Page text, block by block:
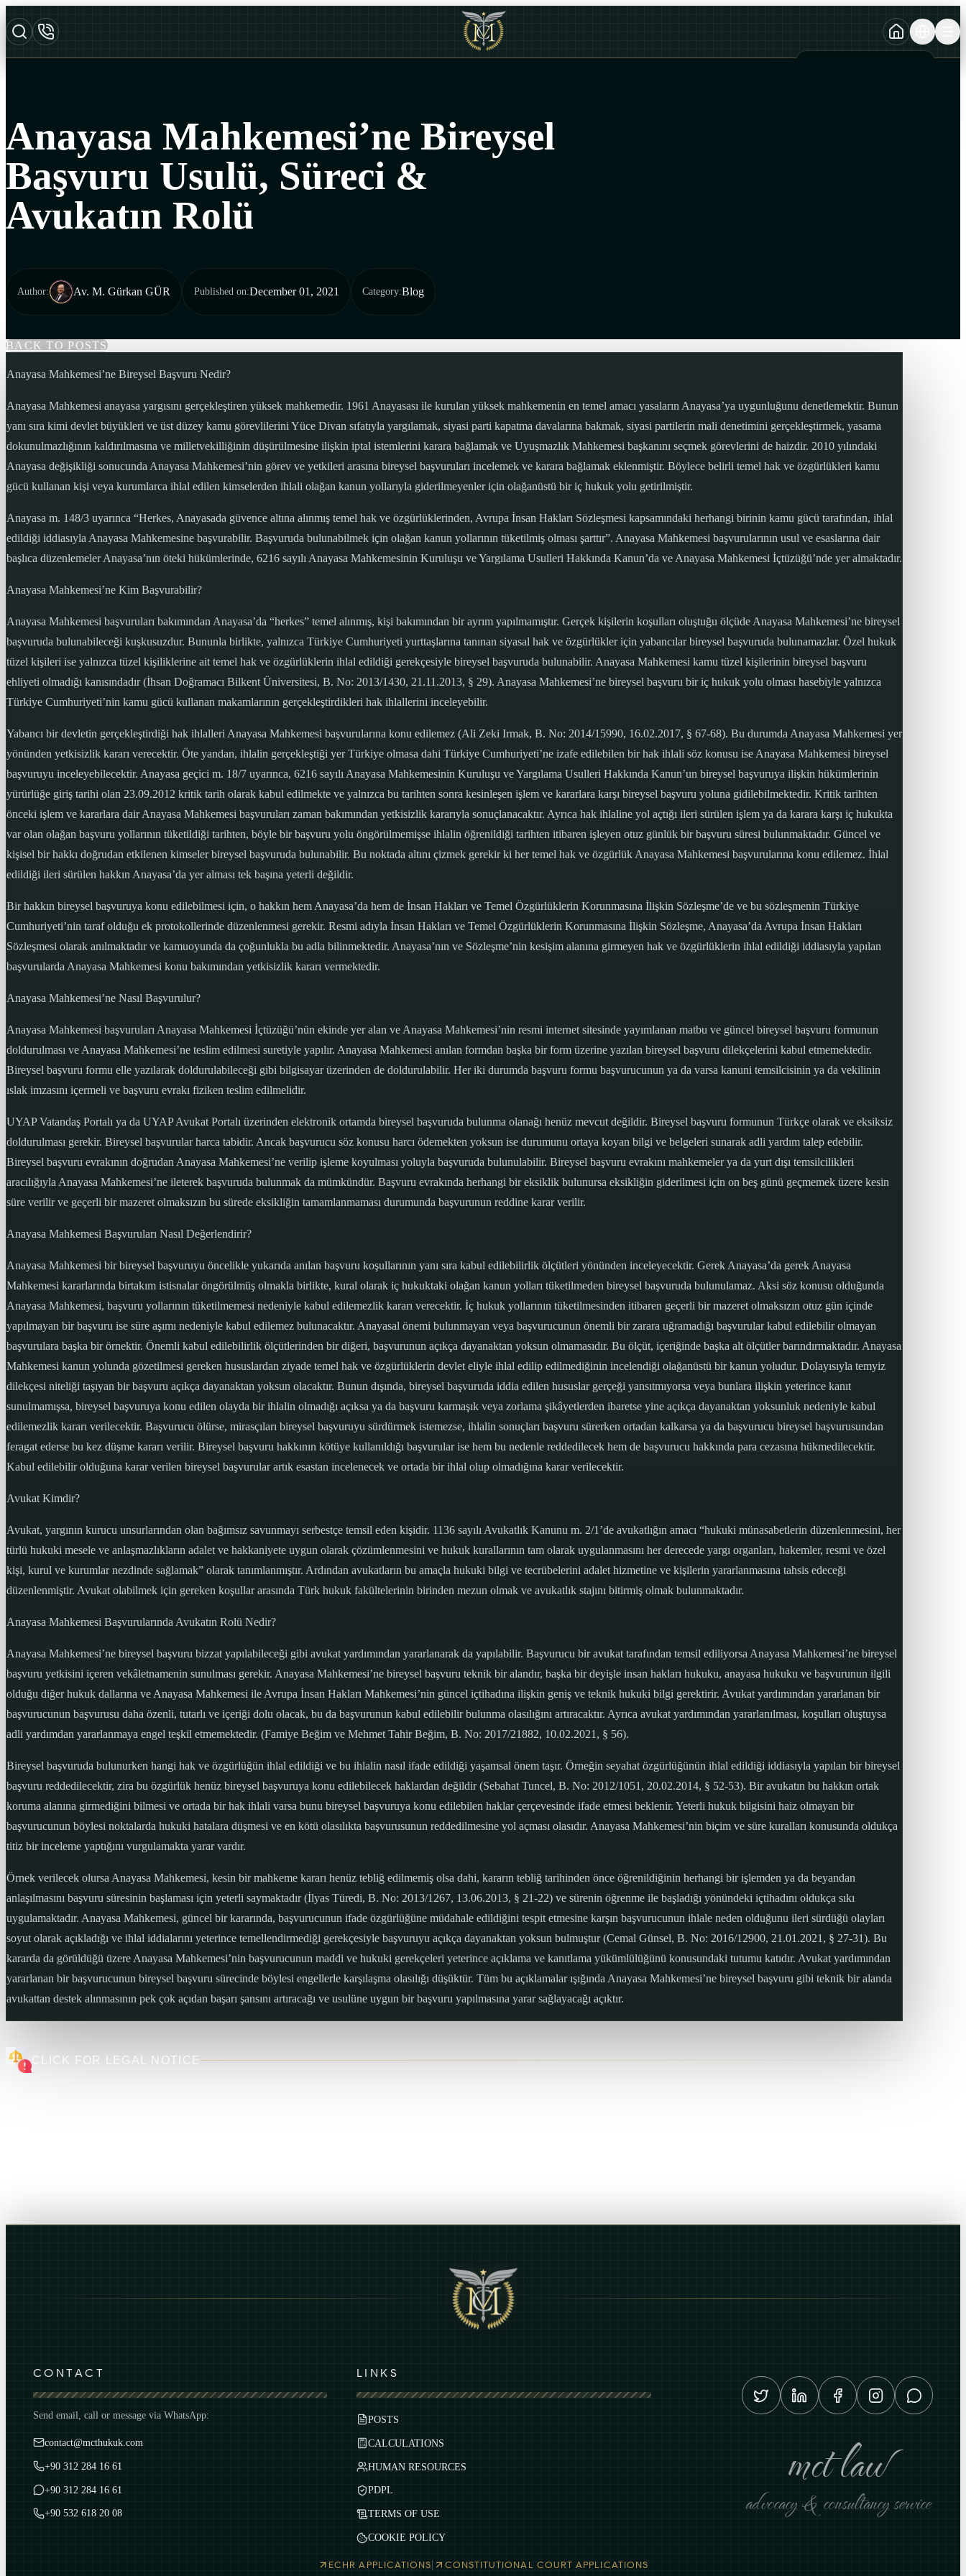
Anayasa Mahkemesi’ne Bireysel
Başvuru Usulü, Süreci &
Avukatın Rolü
Author: Av. M. Gürkan GÜR Published on:December 01, 2021 Category:Blog
BACK TO POSTS
Anayasa Mahkemesi’ne Bireysel Başvuru Nedir?
Anayasa Mahkemesi anayasa yargısını gerçekleştiren yüksek mahkemedir. 1961 Anayasası ile kurulan yüksek mahkemenin en temel amacı yasaların Anayasa’ya uygunluğunu denetlemektir. Bunun
yanı sıra kimi devlet büyükleri ve üst düzey kamu görevlilerini Yüce Divan sıfatıyla yargılamak, siyasi parti kapatma davalarına bakmak, siyasi partilerin mali denetimini gerçekleştirmek, yasama
dokunulmazlığının kaldırılmasına ve milletvekilliğinin düşürülmesine ilişkin iptal istemlerini karara bağlamak ve Uyuşmazlık Mahkemesi başkanını seçmek görevlerini de haizdir. 2010 yılındaki
Anayasa değişikliği sonucunda Anayasa Mahkemesi’nin görev ve yetkileri arasına bireysel başvuruları incelemek ve karara bağlamak eklenmiştir. Böylece belirli temel hak ve özgürlükleri kamu
gücü kullanan kişi veya kurumlarca ihlal edilen kimselerden ihlali olağan kanun yollarıyla giderilmeyenler için olağanüstü bir iç hukuk yolu getirilmiştir.
Anayasa m. 148/3 uyarınca “Herkes, Anayasada güvence altına alınmış temel hak ve özgürlüklerinden, Avrupa İnsan Hakları Sözleşmesi kapsamındaki herhangi birinin kamu gücü tarafından, ihlal
edildiği iddiasıyla Anayasa Mahkemesine başvurabilir. Başvuruda bulunabilmek için olağan kanun yollarının tüketilmiş olması şarttır”. Anayasa Mahkemesi başvurularının usul ve esaslarına dair
başlıca düzenlemeler Anayasa’nın öteki hükümlerinde, 6216 sayılı Anayasa Mahkemesinin Kuruluşu ve Yargılama Usulleri Hakkında Kanun’da ve Anayasa Mahkemesi İçtüzüğü’nde yer almaktadır.
Anayasa Mahkemesi’ne Kim Başvurabilir?
Anayasa Mahkemesi başvuruları bakımından Anayasa’da “herkes” temel alınmış, kişi bakımından bir ayrım yapılmamıştır. Gerçek kişilerin koşulları oluştuğu ölçüde Anayasa Mahkemesi’ne bireysel
başvuruda bulunabileceği kuşkusuzdur. Bununla birlikte, yalnızca Türkiye Cumhuriyeti yurttaşlarına tanınan siyasal hak ve özgürlükler için yabancılar bireysel başvuruda bulunamazlar. Özel hukuk
tüzel kişileri ise yalnızca tüzel kişiliklerine ait temel hak ve özgürlüklerin ihlal edildiği gerekçesiyle bireysel başvuruda bulunabilir. Anayasa Mahkemesi kamu tüzel kişilerinin bireysel başvuru
ehliyeti olmadığı kanısındadır (İhsan Doğramacı Bilkent Üniversitesi, B. No: 2013/1430, 21.11.2013, § 29). Anayasa Mahkemesi’ne bireysel başvuru bir iç hukuk yolu olması hasebiyle yalnızca
Türkiye Cumhuriyeti’nin kamu gücü kullanan makamlarının gerçekleştirdikleri hak ihlallerini inceleyebilir.
Yabancı bir devletin gerçekleştirdiği hak ihlalleri Anayasa Mahkemesi başvurularına konu edilemez (Ali Zeki Irmak, B. No: 2014/15990, 16.02.2017, § 67-68). Bu durumda Anayasa Mahkemesi yer
yönünden yetkisizlik kararı verecektir. Öte yandan, ihlalin gerçekleştiği yer Türkiye olmasa dahi Türkiye Cumhuriyeti’ne izafe edilebilen bir hak ihlali söz konusu ise Anayasa Mahkemesi bireysel
başvuruyu inceleyebilecektir. Anayasa geçici m. 18/7 uyarınca, 6216 sayılı Anayasa Mahkemesinin Kuruluşu ve Yargılama Usulleri Hakkında Kanun’un bireysel başvuruya ilişkin hükümlerinin
yürürlüğe giriş tarihi olan 23.09.2012 kritik tarih olarak kabul edilmekte ve yalnızca bu tarihten sonra kesinleşen işlem ve kararlara karşı bireysel başvuru yoluna gidilebilmektedir. Kritik tarihten
önceki işlem ve kararlara dair Anayasa Mahkemesi başvuruları zaman bakımından yetkisizlik kararıyla sonuçlanacaktır. Ayrıca hak ihlaline yol açtığı ileri sürülen işlem ya da karara karşı iç hukukta
var olan olağan başvuru yollarının tüketildiği tarihten, böyle bir başvuru yolu öngörülmemişse ihlalin öğrenildiği tarihten itibaren işleyen otuz günlük bir başvuru süresi bulunmaktadır. Güncel ve
kişisel bir hakkı doğrudan etkilenen kimseler bireysel başvuruda bulunabilir. Bu noktada altını çizmek gerekir ki her temel hak ve özgürlük Anayasa Mahkemesi başvurularına konu edilemez. İhlal
edildiği ileri sürülen hakkın Anayasa’da yer alması tek başına yeterli değildir.
Bir hakkın bireysel başvuruya konu edilebilmesi için, o hakkın hem Anayasa’da hem de İnsan Hakları ve Temel Özgürlüklerin Korunmasına İlişkin Sözleşme’de ve bu sözleşmenin Türkiye
Cumhuriyeti’nin taraf olduğu ek protokollerinde düzenlenmesi gerekir. Resmi adıyla İnsan Hakları ve Temel Özgürlüklerin Korunmasına İlişkin Sözleşme, Anayasa’da Avrupa İnsan Hakları
Sözleşmesi olarak anılmaktadır ve kamuoyunda da çoğunlukla bu adla bilinmektedir. Anayasa’nın ve Sözleşme’nin kesişim alanına girmeyen hak ve özgürlüklerin ihlal edildiği iddiasıyla yapılan
başvurularda Anayasa Mahkemesi konu bakımından yetkisizlik kararı vermektedir.
Anayasa Mahkemesi’ne Nasıl Başvurulur?
Anayasa Mahkemesi başvuruları Anayasa Mahkemesi İçtüzüğü’nün ekinde yer alan ve Anayasa Mahkemesi’nin resmi internet sitesinde yayımlanan matbu ve güncel bireysel başvuru formunun
doldurulması ve Anayasa Mahkemesi’ne teslim edilmesi suretiyle yapılır. Anayasa Mahkemesi anılan formdan başka bir form üzerine yazılan bireysel başvuru dilekçelerini kabul etmemektedir.
Bireysel başvuru formu elle yazılarak doldurulabileceği gibi bilgisayar üzerinden de doldurulabilir. Her iki durumda başvuru formu başvurucunun ya da varsa kanuni temsilcisinin ya da vekilinin
ıslak imzasını içermeli ve başvuru evrakı fiziken teslim edilmelidir.
UYAP Vatandaş Portalı ya da UYAP Avukat Portalı üzerinden elektronik ortamda bireysel başvuruda bulunma olanağı henüz mevcut değildir. Bireysel başvuru formunun Türkçe olarak ve eksiksiz
doldurulması gerekir. Bireysel başvurular harca tabidir. Ancak başvurucu söz konusu harcı ödemekten yoksun ise durumunu ortaya koyan bilgi ve belgeleri sunarak adli yardım talep edebilir.
Bireysel başvuru evrakının doğrudan Anayasa Mahkemesi’ne verilip işleme koyulması yoluyla başvuruda bulunulabilir. Bireysel başvuru evrakını mahkemeler ya da yurt dışı temsilcilikleri
aracılığıyla Anayasa Mahkemesi’ne ileterek başvuruda bulunmak da mümkündür. Başvuru evrakında herhangi bir eksiklik bulunursa eksikliğin giderilmesi için on beş günü geçmemek üzere kesin
süre verilir ve geçerli bir mazeret olmaksızın bu sürede eksikliğin tamamlanmaması durumunda başvurunun reddine karar verilir.
Anayasa Mahkemesi Başvuruları Nasıl Değerlendirir?
Anayasa Mahkemesi bir bireysel başvuruyu öncelikle yukarıda anılan başvuru koşullarının yanı sıra kabul edilebilirlik ölçütleri yönünden inceleyecektir. Gerek Anayasa’da gerek Anayasa
Mahkemesi kararlarında birtakım istisnalar öngörülmüş olmakla birlikte, kural olarak iç hukuktaki olağan kanun yolları tüketilmeden bireysel başvuruda bulunulamaz. Aksi söz konusu olduğunda
Anayasa Mahkemesi, başvuru yollarının tüketilmemesi nedeniyle kabul edilemezlik kararı verecektir. İç hukuk yollarının tüketilmesinden itibaren geçerli bir mazeret olmaksızın otuz gün içinde
yapılmayan bir başvuru ise süre aşımı nedeniyle kabul edilemez bulunacaktır. Anayasal önemi bulunmayan veya başvurucunun önemli bir zarara uğramadığı başvurular kabul edilebilir olmayan
başvurulara başka bir örnektir. Önemli kabul edilebilirlik ölçütlerinden bir diğeri, başvurunun açıkça dayanaktan yoksun olmamasıdır. Bu ölçüt, içeriğinde başka alt ölçütler barındırmaktadır. Anayasa
Mahkemesi kanun yolunda gözetilmesi gereken hususlardan ziyade temel hak ve özgürlüklerin devlet eliyle ihlal edilip edilmediğinin incelendiği olağanüstü bir kanun yoludur. Dolayısıyla temyiz
dilekçesi niteliği taşıyan bir başvuru açıkça dayanaktan yoksun olacaktır. Bunun dışında, bireysel başvuruda iddia edilen hususlar gerçeği yansıtmıyorsa veya bunlara ilişkin yeterince kanıt
sunulmamışsa, bireysel başvuruya konu edilen olayda bir ihlalin olmadığı açıksa ya da başvuru karmaşık veya zorlama şikâyetlerden ibaretse yine açıkça dayanaktan yoksunluk nedeniyle kabul
edilemezlik kararı verilecektir. Başvurucu ölürse, mirasçıları bireysel başvuruyu sürdürmek istemezse, ihlalin sonuçları başvuru sürerken ortadan kalkarsa ya da başvurucu bireysel başvurusundan
feragat ederse bu kez düşme kararı verilir. Bireysel başvuru hakkının kötüye kullanıldığı başvurular ise hem bu nedenle reddedilecek hem de başvurucu hakkında para cezasına hükmedilecektir.
Kabul edilebilir olduğuna karar verilen bireysel başvurular artık esastan incelenecek ve ortada bir ihlal olup olmadığına karar verilecektir.
Avukat Kimdir?
Avukat, yargının kurucu unsurlarından olan bağımsız savunmayı serbestçe temsil eden kişidir. 1136 sayılı Avukatlık Kanunu m. 2/1’de avukatlığın amacı “hukuki münasabetlerin düzenlenmesini, her
türlü hukuki mesele ve anlaşmazlıkların adalet ve hakkaniyete uygun olarak çözümlenmesini ve hukuk kurallarının tam olarak uygulanmasını her derecede yargı organları, hakemler, resmi ve özel
kişi, kurul ve kurumlar nezdinde sağlamak” olarak tanımlanmıştır. Ardından avukatların bu amaçla hukuki bilgi ve tecrübelerini adalet hizmetine ve kişilerin yararlanmasına tahsis edeceği
düzenlenmiştir. Avukat olabilmek için gereken koşullar arasında Türk hukuk fakültelerinin birinden mezun olmak ve avukatlık stajını bitirmiş olmak bulunmaktadır.
Anayasa Mahkemesi Başvurularında Avukatın Rolü Nedir?
Anayasa Mahkemesi’ne bireysel başvuru bizzat yapılabileceği gibi avukat yardımından yararlanarak da yapılabilir. Başvurucu bir avukat tarafından temsil ediliyorsa Anayasa Mahkemesi’ne bireysel
başvuru yetkisini içeren vekâletnamenin sunulması gerekir. Anayasa Mahkemesi’ne bireysel başvuru teknik bir alandır, başka bir deyişle insan hakları hukuku, anayasa hukuku ve başvurunun ilgili
olduğu diğer hukuk dallarına ve Anayasa Mahkemesi ile Avrupa İnsan Hakları Mahkemesi’nin güncel içtihadına ilişkin geniş ve teknik hukuki bilgi gerektirir. Avukat yardımından yararlanan bir
başvurucunun başvurusu daha özenli, tutarlı ve içeriği dolu olacak, bu da başvurunun kabul edilebilir bulunma olasılığını artıracaktır. Ayrıca avukat yardımından yararlanılması, koşulları oluştuysa
adli yardımdan yararlanmaya engel teşkil etmemektedir. (Famiye Beğim ve Mehmet Tahir Beğim, B. No: 2017/21882, 10.02.2021, § 56).
Bireysel başvuruda bulunurken hangi hak ve özgürlüğün ihlal edildiği ve bu ihlalin nasıl ifade edildiği yaşamsal önem taşır. Örneğin seyahat özgürlüğünün ihlal edildiği iddiasıyla yapılan bir bireysel
başvuru reddedilecektir, zira bu özgürlük henüz bireysel başvuruya konu edilebilecek haklardan değildir (Sebahat Tuncel, B. No: 2012/1051, 20.02.2014, § 52-53). Bir avukatın bu hakkın ortak
koruma alanına girmediğini bilmesi ve ortada bir hak ihlali varsa bunu bireysel başvuruya konu edilebilen haklar çerçevesinde ifade etmesi beklenir. Yeterli hukuk bilgisini haiz olmayan bir
başvurucunun böylesi noktalarda hukuki hatalara düşmesi ve en kötü olasılıkta başvurusunun reddedilmesine yol açması olasıdır. Anayasa Mahkemesi’nin biçim ve süre kuralları konusunda oldukça
titiz bir inceleme yaptığını vurgulamakta yarar vardır.
Örnek verilecek olursa Anayasa Mahkemesi, kesin bir mahkeme kararı henüz tebliğ edilmemiş olsa dahi, kararın tebliğ tarihinden önce öğrenildiğinin herhangi bir işlemden ya da beyandan
anlaşılmasını başvuru süresinin başlaması için yeterli saymaktadır (İlyas Türedi, B. No: 2013/1267, 13.06.2013, § 21-22) ve sürenin öğrenme ile başladığı yönündeki içtihadını oldukça sıkı
uygulamaktadır. Anayasa Mahkemesi, güncel bir kararında, başvurucunun ifade özgürlüğüne müdahale edildiğini tespit etmesine karşın başvurucunun ihlale neden olduğunu ileri sürdüğü olayları
soyut olarak açıkladığı ve ihlal iddialarını yeterince temellendirmediği gerekçesiyle başvuruyu açıkça dayanaktan yoksun bulmuştur (Cemal Günsel, B. No: 2016/12900, 21.01.2021, § 27-31). Bu
kararda da görüldüğü üzere Anayasa Mahkemesi’nin başvurucunun maddi ve hukuki gerekçeleri yeterince açıklama ve kanıtlama yükümlülüğünü konusundaki tutumu katıdır. Avukat yardımından
yararlanan bir başvurucunun bireysel başvuru sürecinde böylesi engellerle karşılaşma olasılığı düşüktür. Tüm bu açıklamalar ışığında Anayasa Mahkemesi’ne bireysel başvuru gibi teknik bir alanda
avukattan destek alınmasının pek çok açıdan başarı şansını artıracağı ve usulüne uygun bir başvuru yapılmasına yarar sağlayacağı açıktır.
CLICK FOR LEGAL NOTICE
CONTACT
Send email, call or message via WhatsApp:
contact@mcthukuk.com
+90 312 284 16 61
+90 312 284 16 61
+90 532 618 20 08
LINKS
POSTS
CALCULATIONS
HUMAN RESOURCES
PDPL
TERMS OF USE
COOKIE POLICY
mct law
advocacy & consultancy service
ECHR APPLICATIONS| CONSTITUTIONAL COURT APPLICATIONS